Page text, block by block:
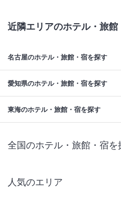
近隣エリアのホテル・旅館
名古屋のホテル・旅館・宿を探す
愛知県のホテル・旅館・宿を探す
東海のホテル・旅館・宿を探す
全国のホテル・旅館・宿を
人気のエリア